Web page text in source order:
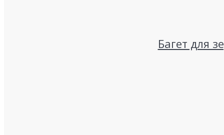
Багет для